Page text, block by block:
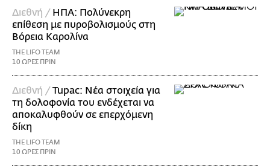
Διεθνή / ΗΠΑ: Πολύνεκρη
επίθεση με πυροβολισμούς στη
Βόρεια Καρολίνα
THE LIFO TEAM
10 ΩΡΕΣ ΠΡΙΝ
Διεθνή /Tupac: Νέα στοιχεία για
τη δολοφονία του ενδέχεται να
αποκαλυφθούν σε επερχόμενη
δίκη
THE LIFO TEAM
10 ΩΡΕΣ ΠΡΙΝ